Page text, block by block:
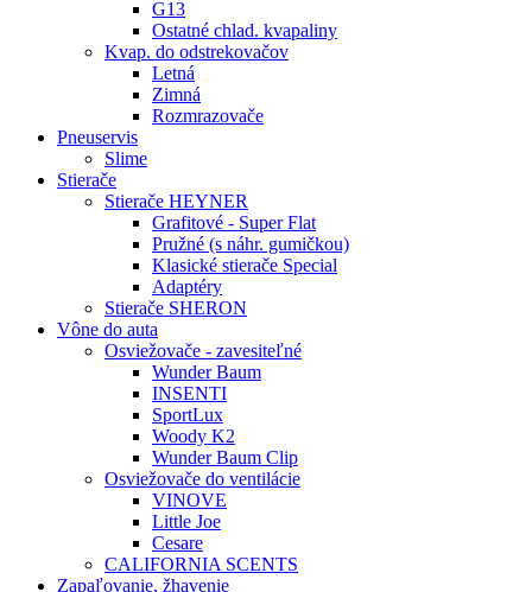
G13
Ostatné chlad. kvapaliny
Kvap. do odstrekovačov
Letná
Zimná
Rozmrazovače
Pneuservis
Slime
Stierače
Stierače HEYNER
Grafitové - Super Flat
Pružné (s náhr. gumičkou)
Klasické stierače Special
Adaptéry
Stierače SHERON
Vône do auta
Osviežovače - zavesiteľné
Wunder Baum
INSENTI
SportLux
Woody K2
Wunder Baum Clip
Osviežovače do ventilácie
VINOVE
Little Joe
Cesare
CALIFORNIA SCENTS
Zapaľovanie, žhavenie